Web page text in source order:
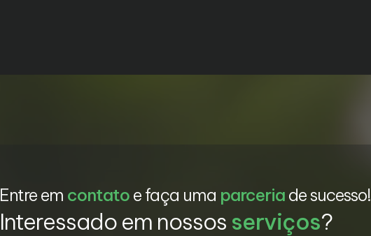
Entre em contato e faça uma parceria de sucesso!
Interessado em nossos serviços?